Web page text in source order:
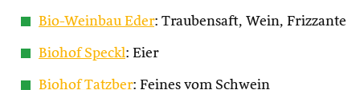
Bio-Weinbau Eder: Traubensaft, Wein, Frizzante
Biohof Speckl: Eier
Biohof Tatzber: Feines vom Schwein